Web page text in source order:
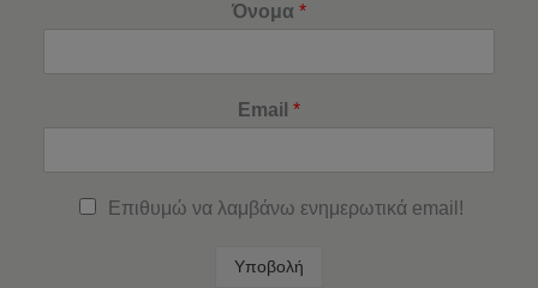
Όνομα *
Email *
Επιθυμώ να λαμβάνω ενημερωτικά email!
Υποβολή